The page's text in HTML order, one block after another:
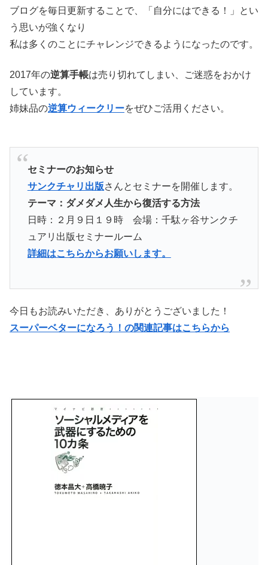
ブログを毎日更新することで、「自分にはできる！」とい
う思いが強くなり
私は多くのことにチャレンジできるようになったのです。
2017年の逆算手帳は売り切れてしまい、ご迷惑をおかけ
しています。
姉妹品の逆算ウィークリーをぜひご活用ください。
セミナーのお知らせ
サンクチャリ出版さんとセミナーを開催します。
テーマ：ダメダメ人生から復活する方法
日時：２月９日１９時 会場：千駄ヶ谷サンクチ
ュアリ出版セミナールーム
詳細はこちらからお願いします。
今日もお読みいただき、ありがとうございました！
スーパーベターになろう！の関連記事はこちらから